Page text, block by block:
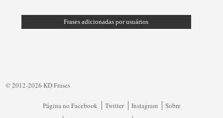
Frases adicionadas por usuários
© 2012-2026 KD Frases
Página no Facebook Twitter Instagram
Sobre